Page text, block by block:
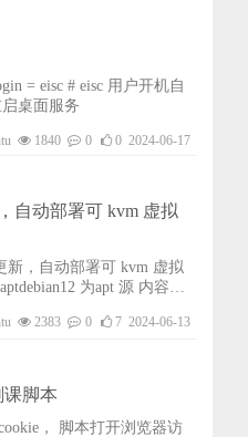
gdm3 # 重启桌面服务
1840 0 0 2024-06-17
自动部署可 kvm 虚拟
为apt 源 内容修
2383 0 7 2024-06-13
课脚本
， 脚本打开浏览器访